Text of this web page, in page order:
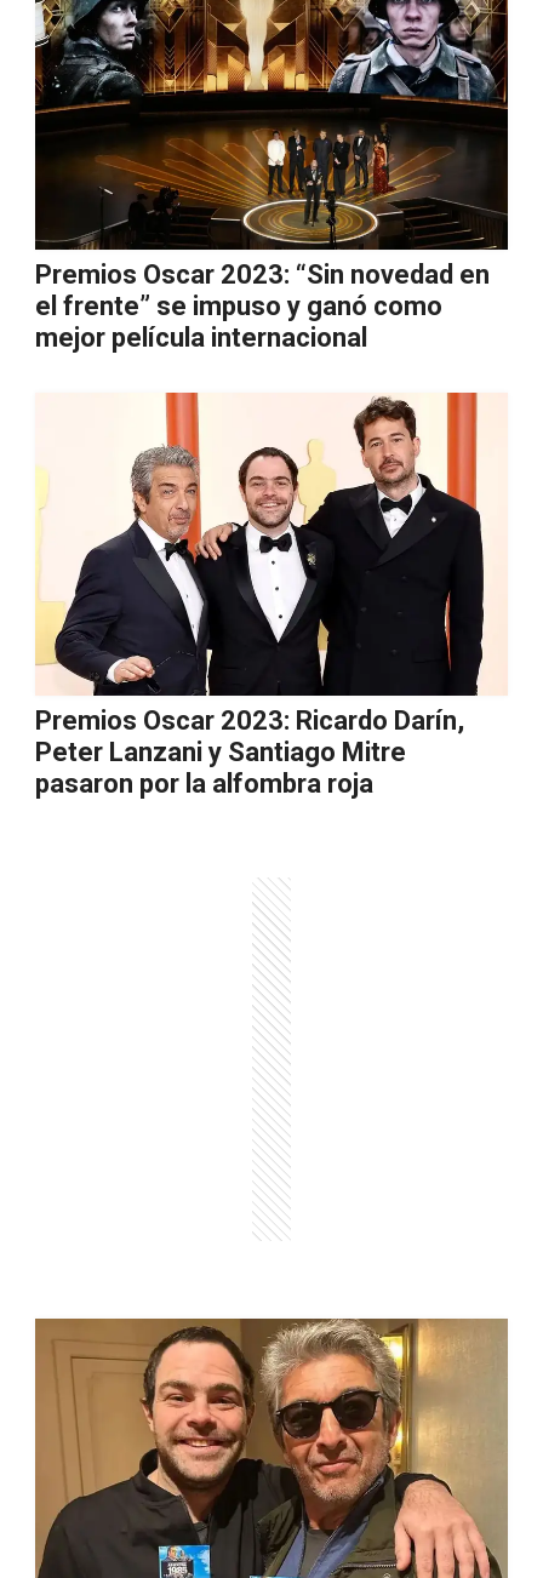
Premios Oscar 2023: “Sin novedad en
el frente” se impuso y ganó como
mejor película internacional
Premios Oscar 2023: Ricardo Darín,
Peter Lanzani y Santiago Mitre
pasaron por la alfombra roja